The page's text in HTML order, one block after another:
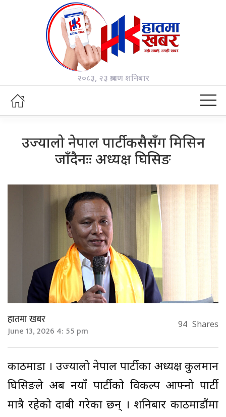
२०८३, २३ श्रावण शनिबार
उज्यालो नेपाल पार्टी कसैसँग मिसिन
जाँदैनःः अध्यक्ष घिसिङ
हातमा खबर
June 13, 2026 4: 55 pm 94 Shares
काठमाडौँ । उज्यालो नेपाल पार्टीका अध्यक्ष कुलमान
घिसिङले अब नयाँ पार्टीको विकल्प आफ्नो पार्टी
मात्रै रहेको दाबी गरेका छन् । शनिबार काठमाडौंमा